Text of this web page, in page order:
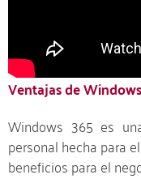
Ventajas de
Windows 365 es
personal hecha para
beneficios para el